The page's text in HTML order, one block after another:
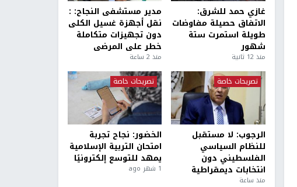
غازي حمد للشرق:
الاتفاق حصيلة مفاوضات
طويلة استمرت ستة
شهور
منذ 12 ثانية
مدير مستشفى النجاح: :
نقل أجهزة غسيل الكلى
دون تجهيزات متكاملة
خطر على المرضى
منذ 2 ساعة
تصريحات خاصة
الرجوب: لا مستقبل
للنظام السياسي
الفلسطيني دون
انتخابات ديمقراطية
منذ ساعة
تصريحات خاصة
الخضور: نجاح تجربة
امتحان التربية الإسلامية
يمهد للتوسع إلكترونيًا
1 شهر ago